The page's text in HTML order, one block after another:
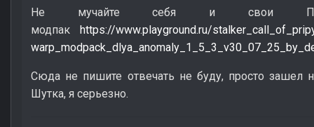
Не мучайте себя и свои ПК,
модпак
https://www.playground.ru/
Сюда не пишите отвечать не буду, просто зашел
Шутка, я серьезно.